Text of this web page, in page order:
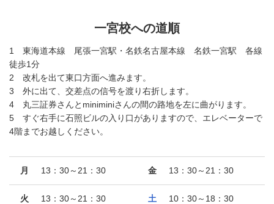
一宮校への道順
1 東海道本線 尾張一宮駅・名鉄名古屋本線 名鉄一宮駅 各線
徒歩1分
2 改札を出て東口方面へ進みます。
3 外に出て、交差点の信号を渡り右折します。
4 丸三証券さんとminiminiさんの間の路地を左に曲がります。
5 すぐ右手に石照ビルの入り口がありますので、エレベーターで
4階までお越しください。
月 13：30～21：30
火 13：30～21：30
金 13：30～21：30
土 10：30～18：30